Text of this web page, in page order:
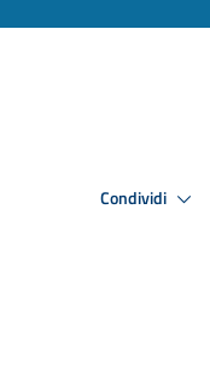
Condividi